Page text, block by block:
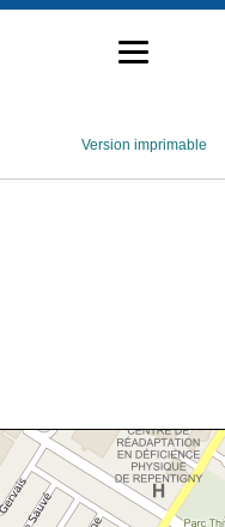
Version imprimable